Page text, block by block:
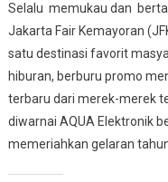
Selalu memukau dan
Jakarta Fair Kemayoran
satu destinasi favorit
hiburan, berburu promo
terbaru dari merek-merek
diwarnai AQUA Elektronik
memeriahkan gelaran